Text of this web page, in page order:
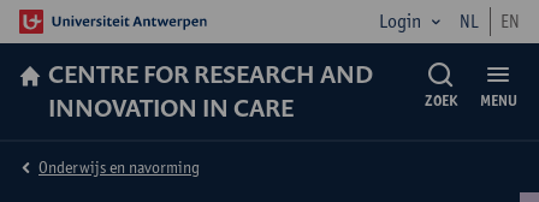
Login NL EN
CENTRE FOR RESEARCH AND
INNOVATION IN CARE
MENU
ZOEK
Onderwijs en navorming